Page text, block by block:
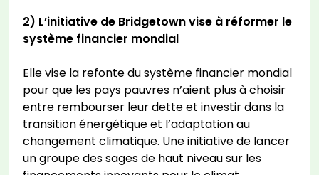
2) L’initiative de Bridgetown vise à réformer le
système financier mondial
Elle vise la refonte du système financier mondial
pour que les pays pauvres n’aient plus à choisir
entre rembourser leur dette et investir dans la
transition énergétique et l’adaptation au
changement climatique. Une initiative de lancer
un groupe des sages de haut niveau sur les